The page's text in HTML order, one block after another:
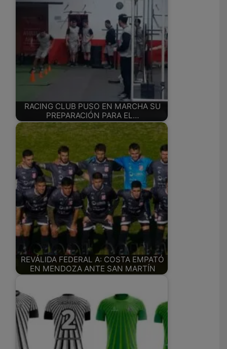
RACING CLUB PUSO EN MARCHA SU
PREPARACIÓN PARA EL…
REVÁLIDA FEDERAL A: COSTA EMPATÓ
EN MENDOZA ANTE SAN MARTÍN